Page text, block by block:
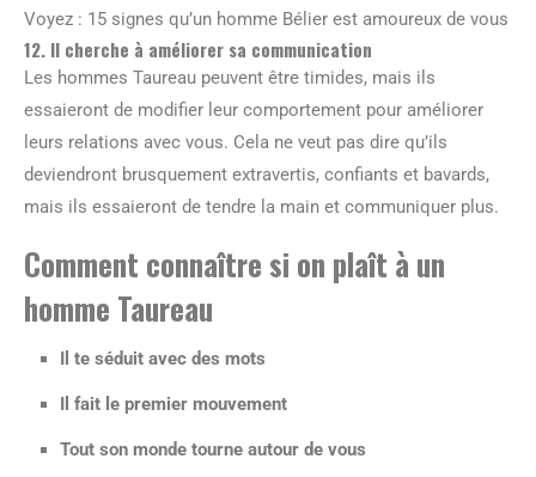
Voyez : 15 signes qu’un homme Bélier est amoureux de vous
12. Il cherche à améliorer sa communication
Les hommes Taureau peuvent être timides, mais ils
essaieront de modifier leur comportement pour améliorer
leurs relations avec vous. Cela ne veut pas dire qu’ils
deviendront brusquement extravertis, confiants et bavards,
mais ils essaieront de tendre la main et communiquer plus.
Comment connaître si on plaît à un
homme Taureau
Il te séduit avec des mots
Il fait le premier mouvement
Tout son monde tourne autour de vous